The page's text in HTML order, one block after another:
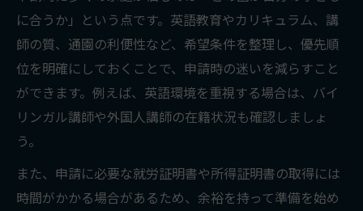
に合うか」という点です。英語教育やカリキュラム、講
師の質、通園の利便性など、希望条件を整理し、優先順
位を明確にしておくことで、申請時の迷いを減らすこと
ができます。例えば、英語環境を重視する場合は、バイ
リンガル講師や外国人講師の在籍状況も確認しましょ
う。
また、申請に必要な就労証明書や所得証明書の取得には
時間がかかる場合があるため、余裕を持って準備を始め